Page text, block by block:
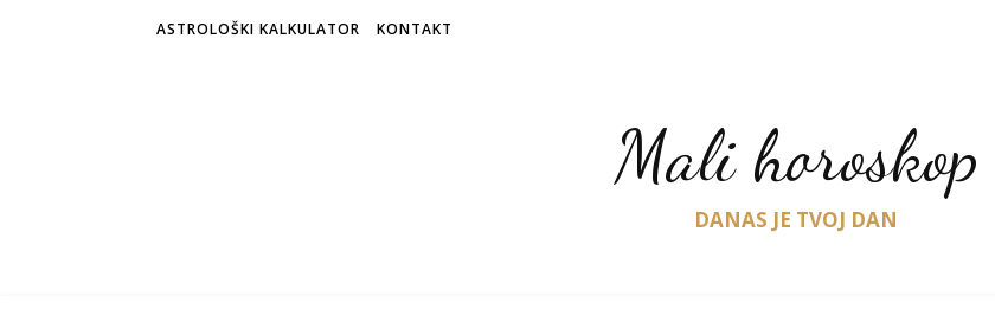
ASTROLOŠKI KALKULATOR KONTAKT
Mali horoskop
DANAS JE TVOJ DAN